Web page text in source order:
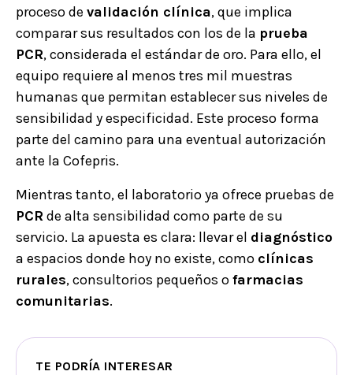
proceso de validación clínica, que implica
comparar sus resultados con los de la prueba
PCR, considerada el estándar de oro. Para ello, el
equipo requiere al menos tres mil muestras
humanas que permitan establecer sus niveles de
sensibilidad y especificidad. Este proceso forma
parte del camino para una eventual autorización
ante la Cofepris.
Mientras tanto, el laboratorio ya ofrece pruebas de
PCRde alta sensibilidad como parte de su
servicio. La apuesta es clara: llevar el diagnóstico
a espacios donde hoy no existe, como clínicas
rurales, consultorios pequeños ofarmacias
comunitarias.
TE PODRÍA INTERESAR